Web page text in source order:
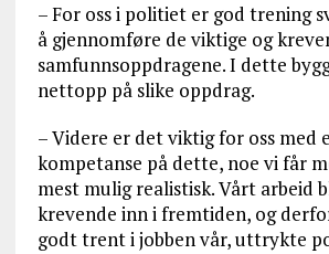
– For oss i politiet er god trening
å gjennomføre de viktige og
samfunnsoppdragene. I dette
nettopp på slike oppdrag.
– Videre er det viktig for oss med
kompetanse på dette, noe vi får
mest mulig realistisk. Vårt arbeid
krevende inn i fremtiden, og
godt trent i jobben vår, uttrykte